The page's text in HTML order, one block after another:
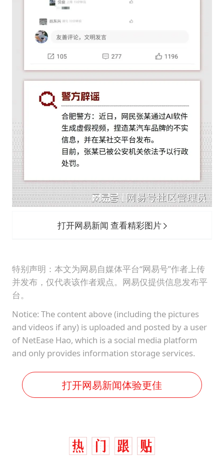
打开网易新闻 查看精彩图片
特别声明：本文为网易自媒体平台“网易号”作者上传
并发布，仅代表该作者观点。网易仅提供信息发布平
台。
Notice: The content above (including the pictures
and videos if any) is uploaded and posted by a user
of NetEase Hao, which is a social media platform
and only provides information storage services.
打开网易新闻体验更佳